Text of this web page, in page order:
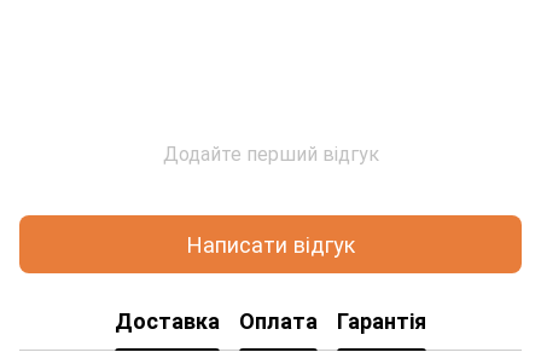
Додайте перший відгук
Написати відгук
Доставка Оплата Гарантія